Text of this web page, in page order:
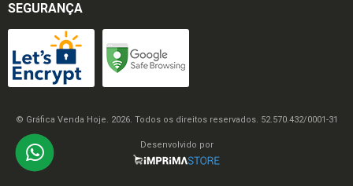
SEGURANÇA
© Gráfica Venda Hoje. 2026. Todos os direitos reservados. 52.570.432/0001-31
Desenvolvido por